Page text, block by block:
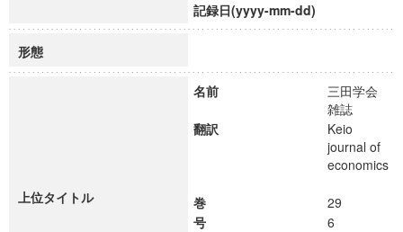
記録日(yyyy-mm-dd)
形態
上位タイトル
名前
三田学会
雑誌
翻訳
Keio
journal of
economics
巻
29
号
6